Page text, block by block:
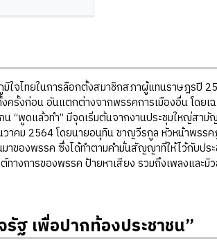
ใจไทยในการลือกตั้งสมาชิกสภาผู้แทนราษฎรปี
รั้งก่อน อันแตกต่างจากพรรคการเมืองอื่น โดย
น “พูดแล้วทำ” มีจุดเริ่มต้นจากงานประชุมใหญ่สา
าคม 2564 โดยนายอนุทิน ชาญวีรกูล หัวหน้าพรร
าของพรรค ซึ่งได้ทำตามคำมั่นสัญญาที่ให้ไว้กับปร
างการของพรรค ป้ายหาเสียง รวมถึงเพลงและ
ฐ เพื่อปากท้องประชาชน”